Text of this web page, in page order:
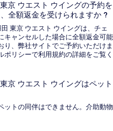
京 ウエスト ウイングの予約を
全額返金を受けられますか ?
東京 ウエスト ウイングは、チェ
キャンセルした場合に全額返金可能
り、弊社サイトでご予約いただけま
ポリシーで利用規約の詳細をご覧く
京 ウエスト ウイングはペット
ットの同伴はできません。介助動物